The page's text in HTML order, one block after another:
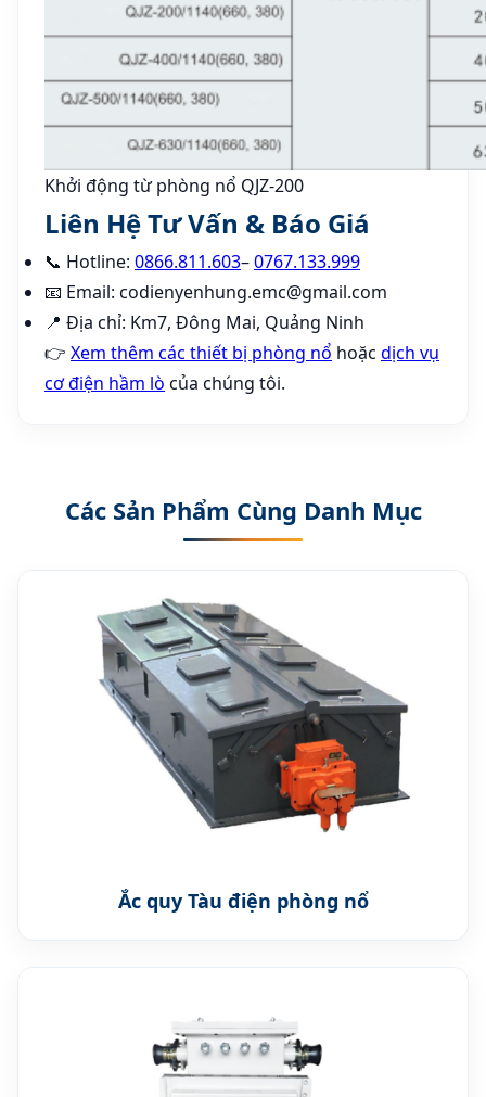
Khởi động từ phòng nổ QJZ-200
Liên Hệ Tư Vấn & Báo Giá
📞 Hotline: 0866.811.603–0767.133.999
📧 Email: codienyenhung.emc@gmail.com
📍 Địa chỉ: Km7, Đông Mai, Quảng Ninh
👉 Xem thêm các thiết bị phòng nổ hoặc dịch vụ
cơ điện hầm lò của chúng tôi.
Các Sản Phẩm Cùng Danh Mục
Ắc quy Tàu điện phòng nổ